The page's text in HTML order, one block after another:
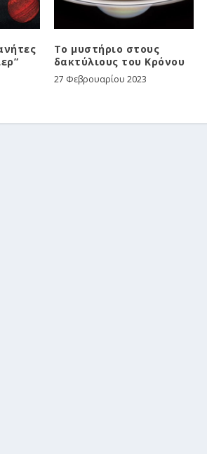
Το μυστήριο στους
δακτύλιους του Κρόνου
27 Φεβρουαρίου 2023